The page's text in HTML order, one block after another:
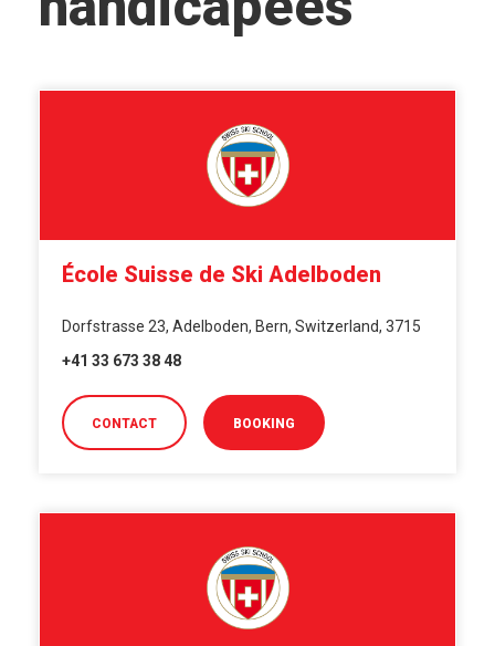
École Suisse de Ski Adelboden
Dorfstrasse 23, Adelboden, Bern, Switzerland, 3715
+41 33 673 38 48
CONTACT BOOKING